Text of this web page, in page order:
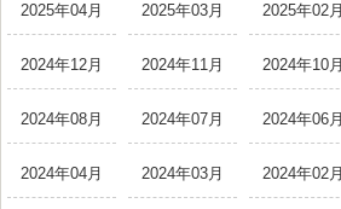
2025年04月 2025年03月 2025年02月
2024年12月 2024年11月 2024年10月
2024年08月 2024年07月 2024年06月
2024年04月 2024年03月 2024年02月